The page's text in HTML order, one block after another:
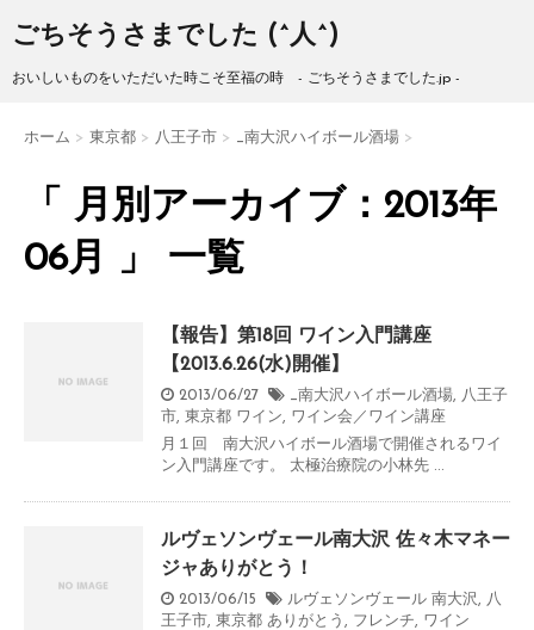
ごちそうさまでした (^人^)
おいしいものをいただいた時こそ至福の時 - ごちそうさまでした.jp -
ホーム > 東京都 > 八王子市 > _南大沢ハイボール酒場 >
「 月別アーカイブ：2013年
06月 」 一覧
【報告】第18回 ワイン入門講座
【2013.6.26(水)開催】
2013/06/27 _南大沢ハイボール酒場, 八王子
市, 東京都 ワイン, ワイン会／ワイン講座
月１回 南大沢ハイボール酒場で開催されるワイ
ン入門講座です。 太極治療院の小林先 ...
ルヴェソンヴェール南大沢 佐々木マネー
ジャありがとう！
2013/06/15 ルヴェソンヴェール 南大沢 , 八
王子市, 東京都 ありがとう , フレンチ, ワイン